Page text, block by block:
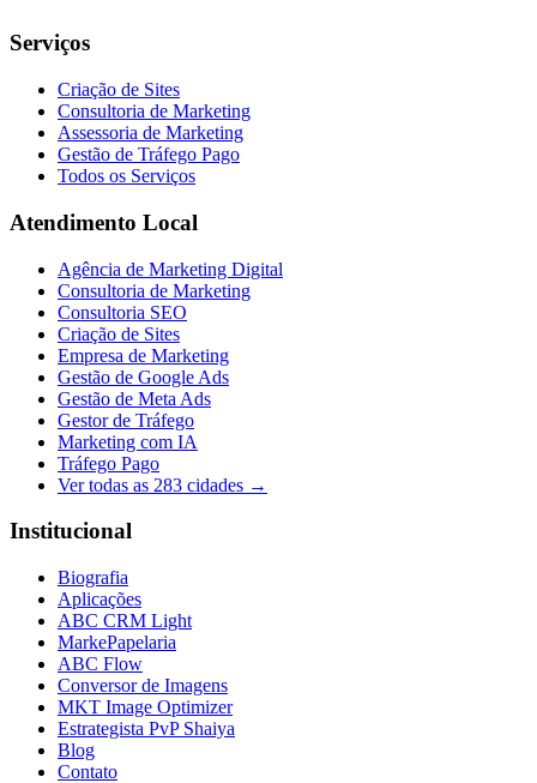
Serviços
Criação de Sites
Consultoria de Marketing
Assessoria de Marketing
Gestão de Tráfego Pago
Todos os Serviços
Atendimento Local
Agência de Marketing Digital
Consultoria de Marketing
Consultoria SEO
Criação de Sites
Empresa de Marketing
Gestão de Google Ads
Gestão de Meta Ads
Gestor de Tráfego
Marketing com IA
Tráfego Pago
Ver todas as 283 cidades →
Institucional
Biografia
Aplicações
ABC CRM Light
MarkePapelaria
ABC Flow
Conversor de Imagens
MKT Image Optimizer
Estrategista PvP Shaiya
Blog
Contato